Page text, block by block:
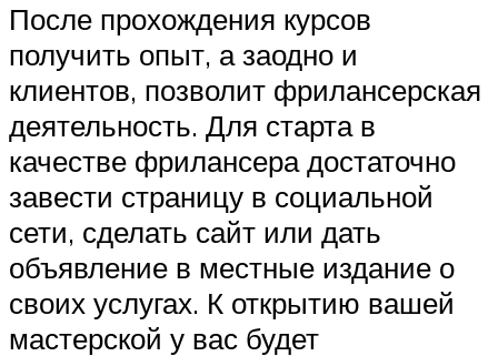
После прохождения курсов
получить опыт, а заодно и
клиентов, позволит фрилансерская
деятельность. Для старта в
качестве фрилансера достаточно
завести страницу в социальной
сети, сделать сайт или дать
объявление в местные издание о
своих услугах. К открытию вашей
мастерской у вас будет